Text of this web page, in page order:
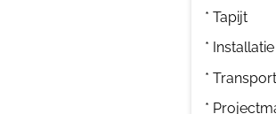
* Tapijt
*
*
*